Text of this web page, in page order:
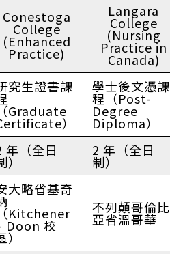
Conestoga
College
(Enhanced
Practice)
Langara
College
(Nursing
Practice in
Canada)
究生證書課
Graduate
）
學士後文憑課
程（Post-
Degree
Diploma）
年（全日
）
2 年（全日
制）
大略省基奇
Kitchener
Doon 校
）
不列顛哥倫比
亞省溫哥華